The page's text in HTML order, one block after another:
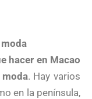
hacer en Macao
. Hay varios
en la península,